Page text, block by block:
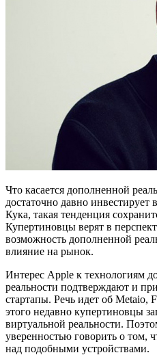
Что касается дополненной
достаточно давно
Кука, такая тенденция
Купертиновцы верят в
возможность дополненной
влияние на рынок.
Интерес Apple к технологиям
реальности подтверждают и
стартапы. Речь идет об Metaio,
этого недавно купертиновцы
виртуальной реальности.
уверенностью говорить о том,
над подобными устройствами.